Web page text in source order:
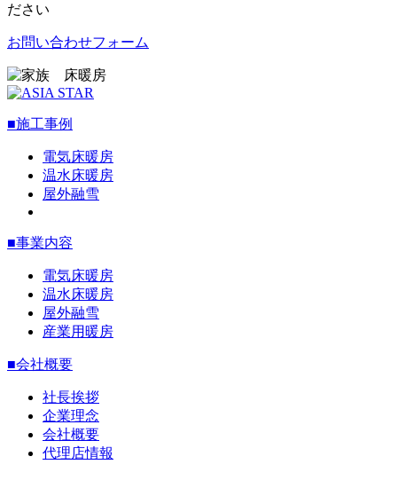
ださい
お問い合わせフォーム
■施工事例
電気床暖房
温水床暖房
屋外融雪
■事業内容
電気床暖房
温水床暖房
屋外融雪
産業用暖房
■会社概要
社長挨拶
企業理念
会社概要
代理店情報